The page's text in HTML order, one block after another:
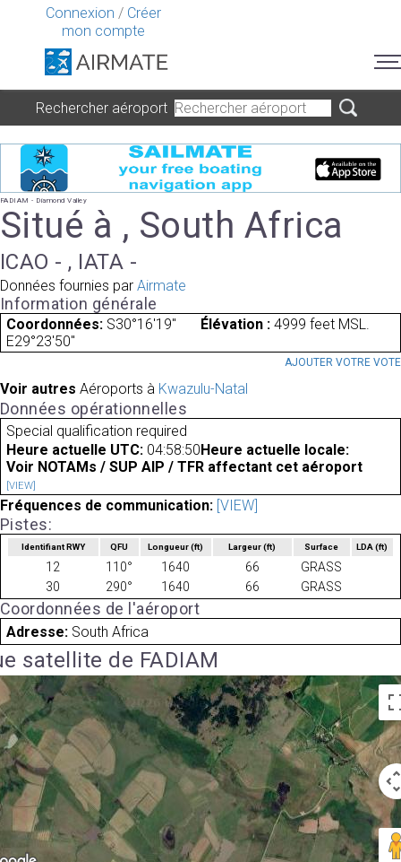
Connexion / Créer
mon compte
Rechercher aéroport
FADIAM - Diamond Valley
Situé à , South Africa
ICAO - , IATA -
Données fournies par Airmate
Information générale
Coordonnées: S30°16'19"
E29°23'50"
Élévation : 4999 feet MSL.
AJOUTER VOTRE VOTE
Voir autres Aéroports à Kwazulu-Natal
Données opérationnelles
Special qualification required
Heure actuelle UTC: 04:58:50 Heure actuelle locale:
Voir NOTAMs / SUP AIP / TFR affectant cet aéroport
[VIEW]
Fréquences de communication: [VIEW]
Pistes:
Identifiant RWY QFU Longueur(ft) Largeur(ft) Surface LDA(ft)
12 110° 1640 66
GRASS
30
290° 1640 66 GRASS
Coordonnées de l'aéroport
Adresse: South Africa
satellite de FADIAM